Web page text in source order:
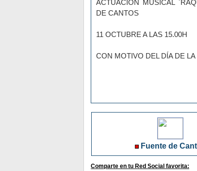
ACTUACIÓN MUSICAL
DE CANTOS
11 OCTUBRE A LAS 15.00H
CON MOTIVO DEL DÍA DE
Fuente de
Comparte en tu Red Social favorita: